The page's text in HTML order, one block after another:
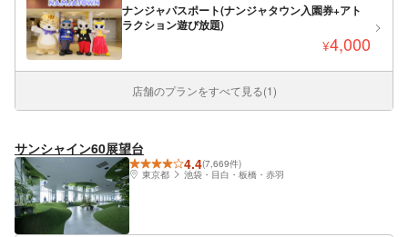
ナンジャパスポート(ナンジャタウン入園券+アト
ラクション遊び放題)
¥4,000
店舗のプランをすべて見る(1)
サンシャイン60展望台
4.4(7,669件)
東京都
池袋・目白・板橋・赤羽